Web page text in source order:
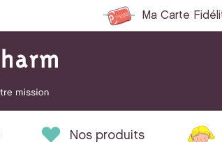
Ma Carte
Nos produits